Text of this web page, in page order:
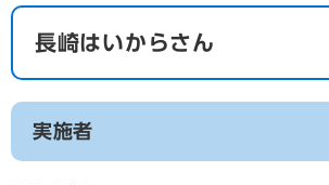
長崎はいからさん
実施者